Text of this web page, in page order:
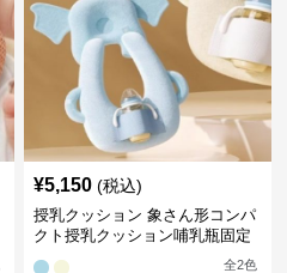
¥5,150 (税込)
授乳クッション 象さん形コンパ
クト授乳クッション哺乳瓶固定
全2色